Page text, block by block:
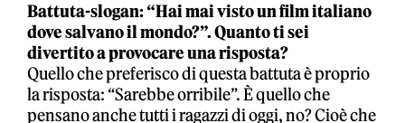
Battuta-slogan: “Hai mai visto un film italiano
dove salvano il mondo?”. Quanto ti sei
divertito a provocare una risposta?
Quello che preferisco di questa battuta è proprio
la risposta: “Sarebbe orribile”. È quello che
pensano anche tutti i ragazzi di oggi, no? Cioè che